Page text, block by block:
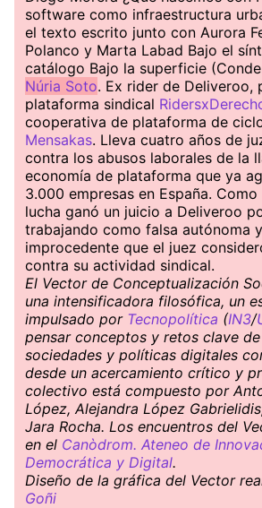
software como infraestructura
el texto escrito junto con Aurora
Polanco y Marta Labad Bajo el
catálogo Bajo la superficie
Núria Soto. Ex rider de Deliveroo,
plataforma sindical
cooperativa de plataforma de
Mensakas. Lleva cuatro años de
contra los abusos laborales de la
economía de plataforma que ya
3.000 empresas en España.
lucha ganó un juicio a Deliveroo
trabajando como falsa autónoma
improcedente que el juez
contra su actividad sindical.
El Vector de Conceptualización
una intensificadora filosófica, un
impulsado por Tecnopolítica (IN3/
pensar conceptos y retos clave
sociedades y políticas digitales
desde un acercamiento crítico y
colectivo está compuesto por
López, Alejandra López
Jara Rocha. Los encuentros del
en el Canòdrom. Ateneo de
Democrática y Digital.
Diseño de la gráfica del Vector
Goñi